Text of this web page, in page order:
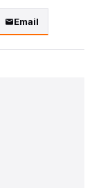
Email